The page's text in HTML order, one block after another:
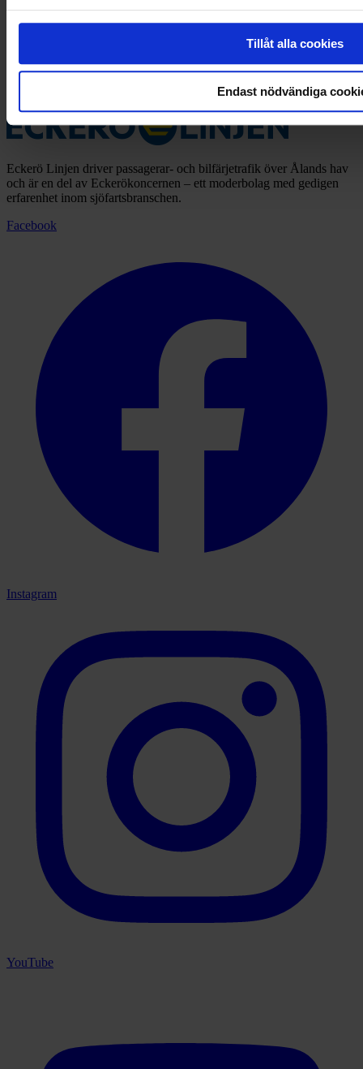
Tillåt alla cookies
Endast nödvändiga
I Eckerö, ca 10 minuters promenad från Eckerö Linjens hamn, hittar
du Käringsunds viltsafari där du får träffa vilda djur på nä...
Eckerö Linjen driver passagerar- och bilfärjetrafik över Ålands hav
och är en del av Eckerökoncernen – ett moderbolag med gedigen
erfarenhet inom sjöfartsbranschen.
Facebook
Instagram
YouTube